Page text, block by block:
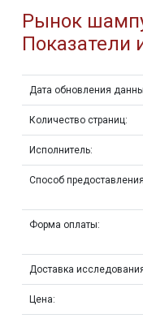
Рынок
Показатели
Дата обновления
Количество страниц:
Исполнитель:
Способ
Форма оплаты:
Доставка
Цена: